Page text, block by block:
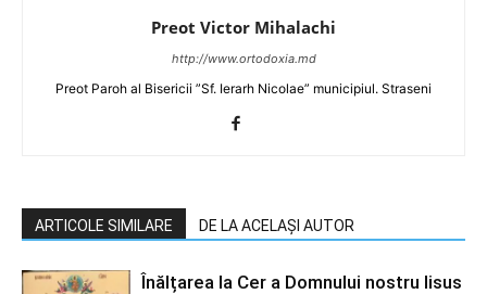
Preot Victor Mihalachi
http://www.ortodoxia.md
Preot Paroh al Bisericii ”Sf. Ierarh Nicolae” municipiul. Straseni
ARTICOLE SIMILARE DE LA ACELAȘI AUTOR
Înălțarea la Cer a Domnului nostru Iisus